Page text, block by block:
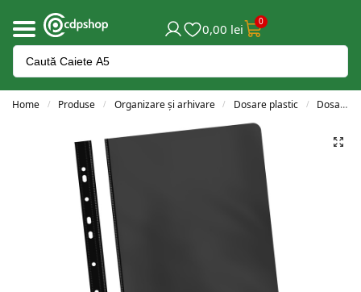
0,00 lei 0
Home / Produse / Organizare și arhivare / Dosare plastic / Dosare plastic cu șină